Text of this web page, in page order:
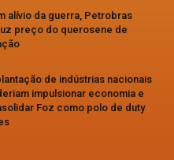
alívio da guerra, Petrobras
preço do querosene de
de indústrias nacionais
impulsionar economia e
Foz como polo de duty